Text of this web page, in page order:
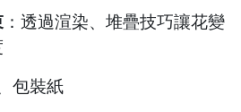
：透過渲染、堆疊技巧讓花變
包裝紙